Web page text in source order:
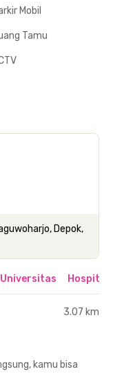
Mobil
Tamu
Depok,
Universitas Hospital
3.07 km
kamu bisa